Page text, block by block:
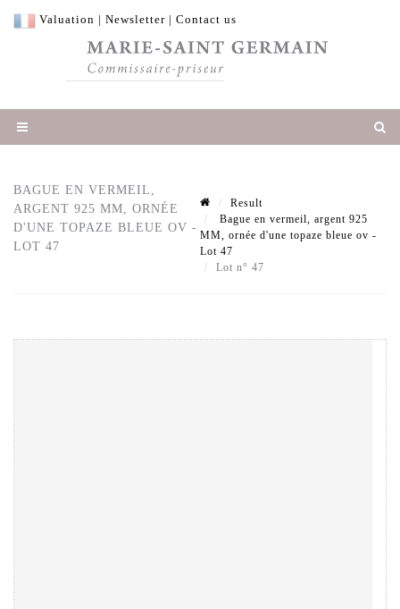
Valuation | Newsletter | Contact us
BAGUE EN VERMEIL,
ARGENT 925 MM, ORNÉE
D'UNE TOPAZE BLEUE OV -
LOT 47
Result
Bague en vermeil, argent 925
MM, ornée d'une topaze bleue ov -
Lot 47
Lot n° 47